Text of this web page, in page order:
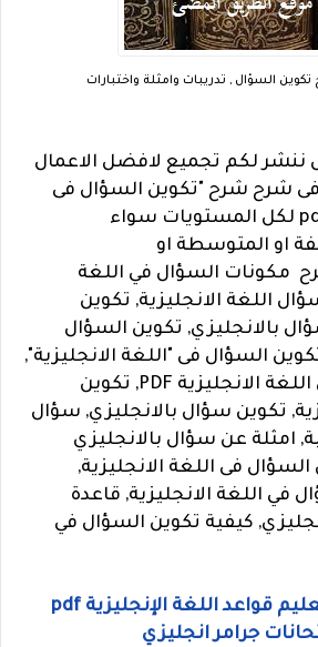
السؤال , تدريبات وامثلة واختبارات
ننشر لكم تجميع لافضل الاعمال
شرح شرح "تكوين السؤال فى
اللغة الانجليزية "pdf لكل المستويات سواء
او المتوسطة او
مكونات السؤال في اللغة
اللغة الانجليزية, تكوين
بالانجليزي, تكوين السؤال
السؤال فى "اللغة الانجليزية",
"تكوين السؤال" فى اللغة الانجليزية PDF, تكوين
تكوين سؤال بالانجليزي, سؤال
امثلة عن سؤال بالانجليزي
فى اللغة الانجليزية,
في اللغة الانجليزية, قاعدة
كيفية تكوين السؤال في
كتب سوبر ستار لتعليم قواعد اللغة الإنجليزية pdf
جرامر انجليزي